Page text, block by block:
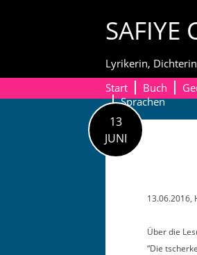
SAFIYE
Lyrikerin,
Start
Buch
Sprachen
13
JUNI
13.06.2016,
Über die
“Die